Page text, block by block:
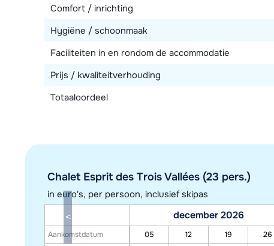
Comfort / inrichting
Hygiëne / schoonmaak
Faciliteiten in en rondom de accommodatie
Prijs / kwaliteitverhouding
Totaaloordeel
Chalet Esprit des Trois Vallées (23 pers.)
in euro's, per persoon, inclusief skipas
Aankomstdatum
december 2026
05 12 19 26